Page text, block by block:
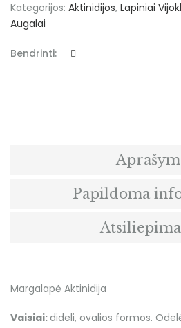
Kategorijos: Aktinidijos, Lapiniai
Augalai
Bendrinti:
Papildoma
Margalapė Aktinidija
Vaisiai:dideli, ovalios formos.